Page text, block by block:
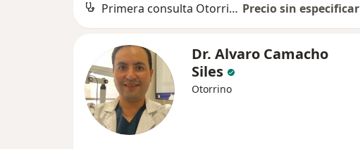
Primera consulta Otorrinolaringología Precio sin especificar
Dr. Alvaro Camacho
Siles
Otorrino